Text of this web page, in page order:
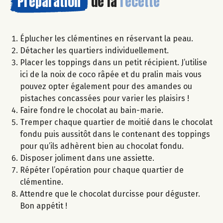
Éplucher les clémentines en réservant la peau.
Détacher les quartiers individuellement.
Placer les toppings dans un petit récipient. J’utilise
ici de la noix de coco râpée et du pralin mais vous
pouvez opter également pour des amandes ou
pistaches concassées pour varier les plaisirs !
Faire fondre le chocolat au bain-marie.
Tremper chaque quartier de moitié dans le chocolat
fondu puis aussitôt dans le contenant des toppings
pour qu’ils adhèrent bien au chocolat fondu.
Disposer joliment dans une assiette.
Répéter l’opération pour chaque quartier de
clémentine.
Attendre que le chocolat durcisse pour déguster.
Bon appétit !